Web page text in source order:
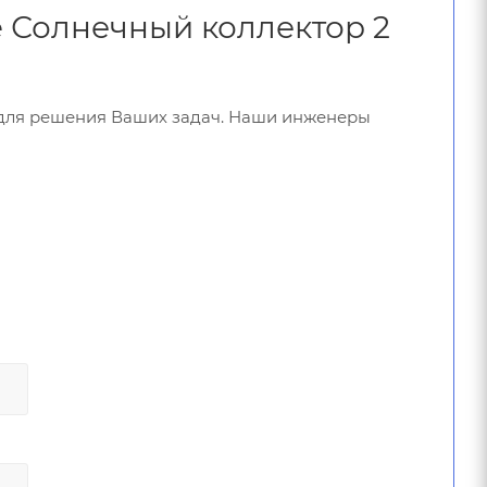
Солнечный коллектор 2
решения Ваших задач. Наши инженеры